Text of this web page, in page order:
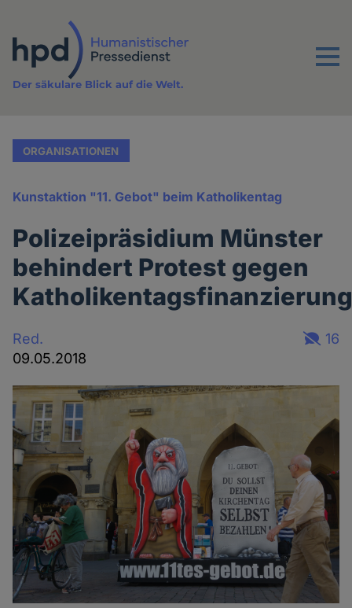
Inhalt
Menu
Der säkulare Blick auf die Welt.
ORGANISATIONEN
Kunstaktion "11. Gebot" beim Katholikentag
Polizeipräsidium Münster
behindert Protest gegen
Red.
09.05.2018
16